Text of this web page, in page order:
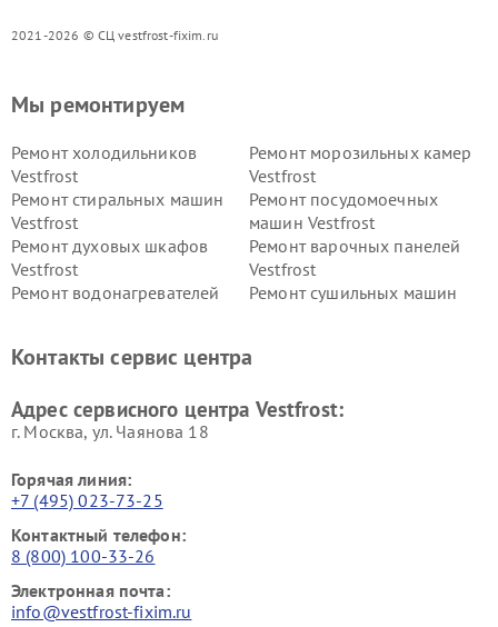
2021-2026 © СЦ vestfrost-fixim.ru
Мы ремонтируем
Ремонт холодильников
Vestfrost
Ремонт морозильных камер
Vestfrost
Ремонт стиральных машин
Vestfrost
Ремонт посудомоечных
машин Vestfrost
Ремонт духовых шкафов
Vestfrost
Ремонт варочных панелей
Vestfrost
Ремонт водонагревателей
Ремонт сушильных машин
Vestfrost
Контакты сервис центра
Адрес сервисного центра Vestfrost:
г. Москва, ул. Чаянова 18
Горячая линия:
+7 (495) 023-73-25
Контактный телефон:
8 (800) 100-33-26
Электронная почта:
info@vestfrost-fixim.ru